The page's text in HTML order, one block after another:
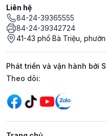
Liên hệ
84-24-39365555
84-24-39342724
41-43 phố Bà Triệu,
Phát triển và vận hành bởi
Mạng xã hội
Theo dõi: